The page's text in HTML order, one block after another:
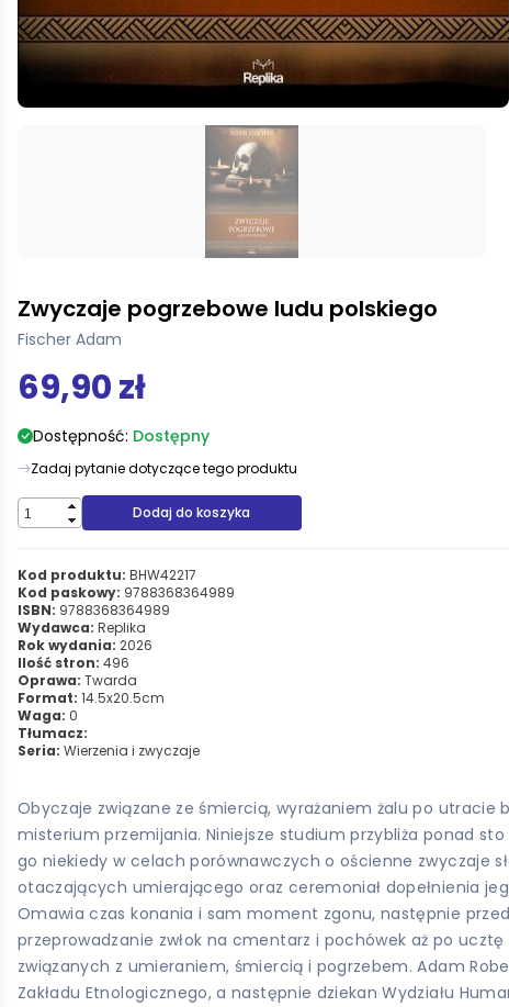
Zwyczaje pogrzebowe ludu polskiego
Fischer Adam
69,90 zł
Dostępność: Dostępny
Zadaj pytanie dotyczące tego produktu
Dodaj do koszyka
Kod produktu: BHW42217
Kod paskowy: 9788368364989
ISBN: 9788368364989
Wydawca: Replika
Rok wydania: 2026
Ilość stron: 496
Oprawa: Twarda
Format: 14.5x20.5cm
Waga: 0
Tłumacz:
Seria: Wierzenia i zwyczaje
Obyczaje związane ze śmiercią, wyrażaniem żalu po
misterium przemijania. Niniejsze studium przybliża ponad
go niekiedy w celach porównawczych o ościenne zwyczaje
otaczających umierającego oraz ceremoniał dopełnienia
Omawia czas konania i sam moment zgonu, następnie
przeprowadzanie zwłok na cmentarz i pochówek aż po
związanych z umieraniem, śmiercią i pogrzebem. Adam
Zakładu Etnologicznego, a następnie dziekan Wydziału